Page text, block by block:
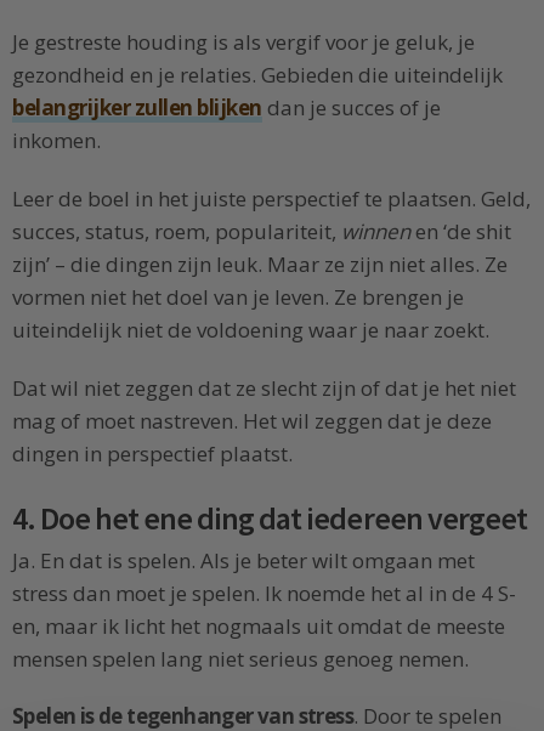
Je gestreste houding is als vergif voor je geluk, je
gezondheid en je relaties. Gebieden die uiteindelijk
belangrijker zullen blijken dan je succes of je
inkomen.
Leer de boel in het juiste perspectief te plaatsen. Geld,
succes, status, roem, populariteit, winnenen ‘de shit
zijn’ – die dingen zijn leuk. Maar ze zijn niet alles. Ze
vormen niet het doel van je leven. Ze brengen je
uiteindelijk niet de voldoening waar je naar zoekt.
Dat wil niet zeggen dat ze slecht zijn of dat je het niet
mag of moet nastreven. Het wil zeggen dat je deze
dingen in perspectief plaatst.
4. Doe het ene ding dat iedereen vergeet
Ja. En dat is spelen. Als je beter wilt omgaan met
stress dan moet je spelen. Ik noemde het al in de 4 S-
en, maar ik licht het nogmaals uit omdat de meeste
mensen spelen lang niet serieus genoeg nemen.
Spelen is de tegenhanger van stress. Door te spelen